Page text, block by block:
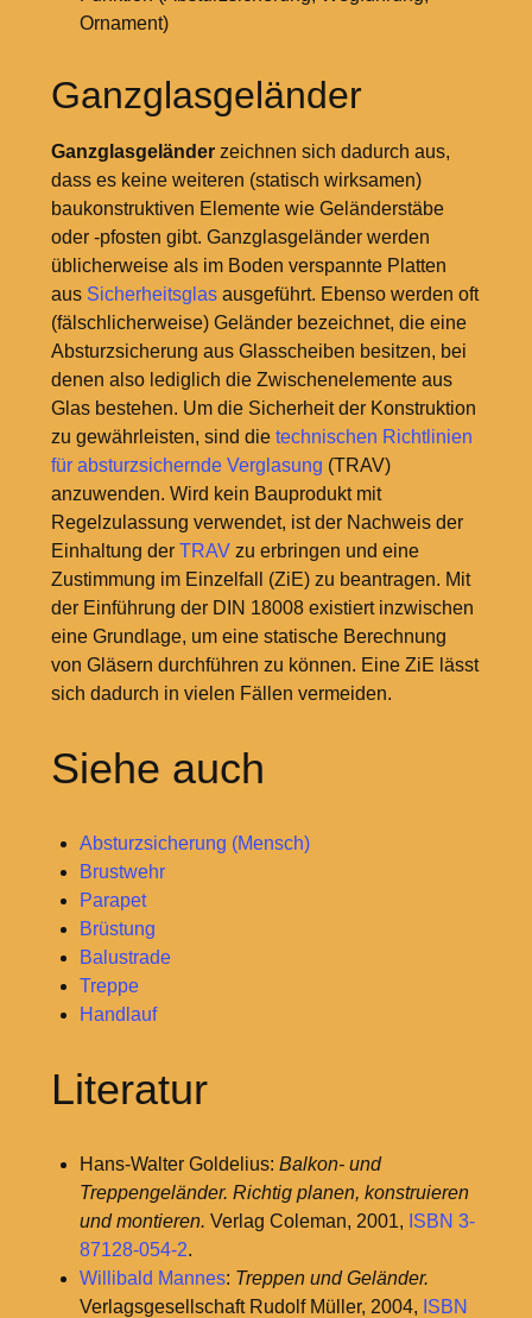
Ornament)
Ganzglasgeländer
Ganzglasgeländerzeichnen sich dadurch aus,
dass es keine weiteren (statisch wirksamen)
baukonstruktiven Elemente wie Geländerstäbe
oder -pfosten gibt. Ganzglasgeländer werden
üblicherweise als im Boden verspannte Platten
aus Sicherheitsglasausgeführt. Ebenso werden oft
(fälschlicherweise) Geländer bezeichnet, die eine
Absturzsicherung aus Glasscheiben besitzen, bei
denen also lediglich die Zwischenelemente aus
Glas bestehen. Um die Sicherheit der Konstruktion
zu gewährleisten, sind die technischen Richtlinien
für absturzsichernde Verglasung (TRAV)
anzuwenden. Wird kein Bauprodukt mit
Regelzulassung verwendet, ist der Nachweis der
Einhaltung der TRAVzu erbringen und eine
Zustimmung im Einzelfall (ZiE) zu beantragen. Mit
der Einführung der DIN 18008 existiert inzwischen
eine Grundlage, um eine statische Berechnung
von Gläsern durchführen zu können. Eine ZiE lässt
sich dadurch in vielen Fällen vermeiden.
Siehe auch
Absturzsicherung (Mensch)
Brustwehr
Parapet
Brüstung
Balustrade
Treppe
Handlauf
Literatur
Hans-Walter Goldelius: Balkon- und
Treppengeländer. Richtig planen, konstruieren
und montieren. Verlag Coleman, 2001, ISBN 3-
87128-054-2.
Willibald Mannes: Treppen und Geländer.
Verlagsgesellschaft Rudolf Müller, 2004, ISBN